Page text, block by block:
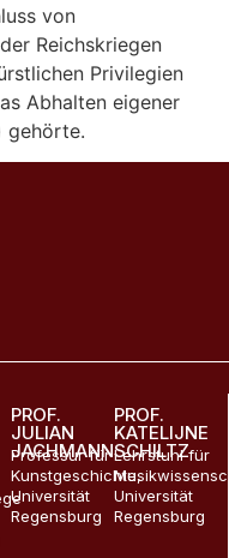
von
Reichskriegen
Privilegien
Abhalten eigener
gehörte.
PROF.
JULIAN
JACHMANN
Professur für
Kunstgeschichte,
Universität
Regensburg
PROF.
KATELIJNE
SCHILTZ
Lehrstuhl für
Universität
Regensburg